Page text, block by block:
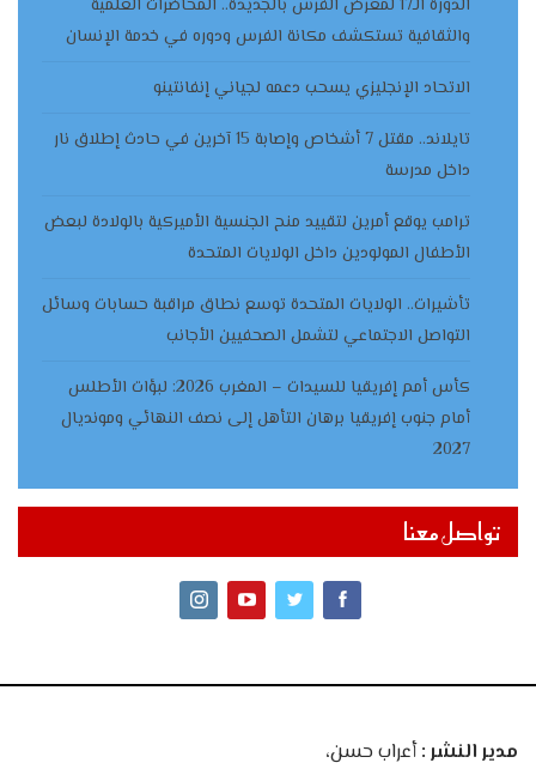
الدورة الـ17 لمعرض الفرس بالجديدة.. المحاضرات العلمية
والثقافية تستكشف مكانة الفرس ودوره في خدمة الإنسان
الاتحاد الإنجليزي يسحب دعمه لجياني إنفانتينو
تايلاند.. مقتل 7 أشخاص وإصابة 15 آخرين في حادث إطلاق نار
داخل مدرسة
ترامب يوقع أمرين لتقييد منح الجنسية الأميركية بالولادة لبعض
الأطفال المولودين داخل الولايات المتحدة
تأشيرات.. الولايات المتحدة توسع نطاق مراقبة حسابات وسائل
التواصل الاجتماعي لتشمل الصحفيين الأجانب
كأس أمم إفريقيا للسيدات – المغرب 2026: لبؤات الأطلس
أمام جنوب إفريقيا برهان التأهل إلى نصف النهائي ومونديال
2027
تواصل معنا
مدير النشر :أعراب حسن،